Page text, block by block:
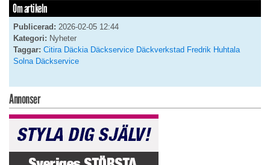
Om artikeln
Publicerad: 2026-02-05 12:44
Kategori: Nyheter
Taggar: Citira Däckia Däckservice Däckverkstad Fredrik Huhtala
Solna Däckservice
Annonser